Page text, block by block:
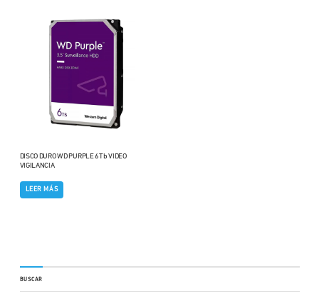
DISCO DURO WD PURPLE 6Tb VIDEO
VIGILANCIA
LEER MÁS
BUSCAR